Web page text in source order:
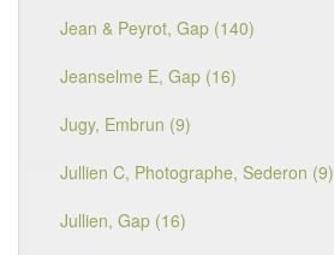
Jean & Peyrot, Gap (140)
Jeanselme E, Gap (16)
Jugy, Embrun (9)
Jullien C, Photographe, Sederon (9)
Jullien, Gap (16)